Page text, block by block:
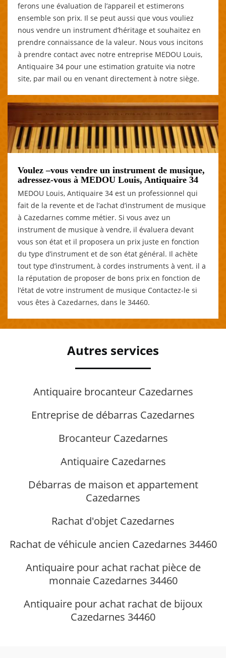
ferons une évaluation de l’appareil et estimerons
ensemble son prix. Il se peut aussi que vous vouliez
nous vendre un instrument d’héritage et souhaitez en
prendre connaissance de la valeur. Nous vous incitons
à prendre contact avec notre entreprise MEDOU Louis,
Antiquaire 34 pour une estimation gratuite via notre
site, par mail ou en venant directement à notre siège.
Voulez –vous vendre un instrument de musique,
adressez-vous à MEDOU Louis, Antiquaire 34
MEDOU Louis, Antiquaire 34 est un professionnel qui
fait de la revente et de l’achat d’instrument de musique
à Cazedarnes comme métier. Si vous avez un
instrument de musique à vendre, il évaluera devant
vous son état et il proposera un prix juste en fonction
du type d’instrument et de son état général. Il achète
tout type d’instrument, à cordes instruments à vent. il a
la réputation de proposer de bons prix en fonction de
l’état de votre instrument de musique Contactez-le si
vous êtes à Cazedarnes, dans le 34460.
Autres services
Antiquaire brocanteur Cazedarnes
Entreprise de débarras Cazedarnes
Brocanteur Cazedarnes
Antiquaire Cazedarnes
Débarras de maison et appartement
Cazedarnes
Rachat d'objet Cazedarnes
Rachat de véhicule ancien Cazedarnes 34460
Antiquaire pour achat rachat pièce de
monnaie Cazedarnes 34460
Antiquaire pour achat rachat de bijoux
Cazedarnes 34460